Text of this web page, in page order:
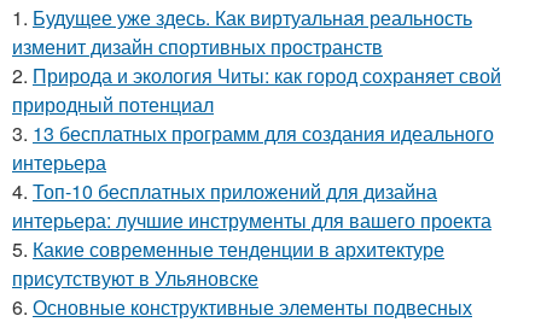
1. Будущее уже здесь. Как виртуальная реальность
изменит дизайн спортивных пространств
2. Природа и экология Читы: как город сохраняет свой
природный потенциал
3. 13 бесплатных программ для создания идеального
интерьера
4. Топ-10 бесплатных приложений для дизайна
интерьера: лучшие инструменты для вашего проекта
5. Какие современные тенденции в архитектуре
присутствуют в Ульяновске
6. Основные конструктивные элементы подвесных